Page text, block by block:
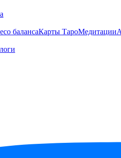
балансаКарты ТароМедитации